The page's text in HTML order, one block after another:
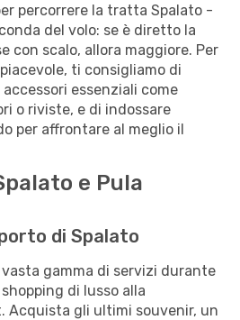
percorrere la tratta Spalato -
del volo: se è diretto la
con scalo, allora maggiore. Per
ti consigliamo di
essenziali come
o riviste, e di indossare
per affrontare al meglio il
e Pula
di Spalato
gamma di servizi durante
di lusso alla
Acquista gli ultimi souvenir, un